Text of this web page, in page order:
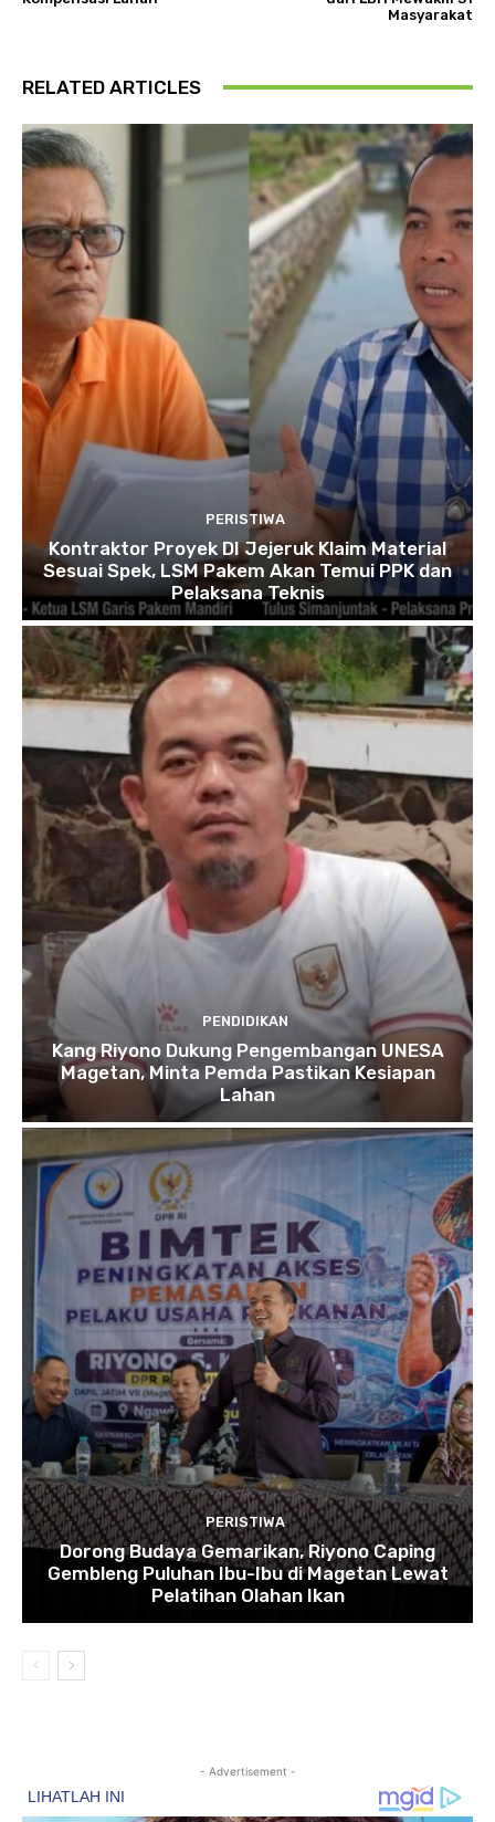
Masyarakat
RELATED ARTICLES
PERISTIWA
Kontraktor Proyek DI Jejeruk Klaim Material
Sesuai Spek, LSM Pakem Akan Temui PPK dan
Pelaksana Teknis
PENDIDIKAN
Kang Riyono Dukung Pengembangan UNESA
Magetan, Minta Pemda Pastikan Kesiapan
Lahan
PERISTIWA
Dorong Budaya Gemarikan, Riyono Caping
Gembleng Puluhan Ibu-Ibu di Magetan Lewat
Pelatihan Olahan Ikan
- Advertisement -